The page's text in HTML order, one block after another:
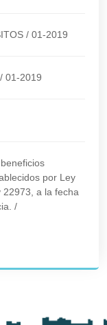
/ 01-2019
/ 01-2019
por Ley
a la fecha
/